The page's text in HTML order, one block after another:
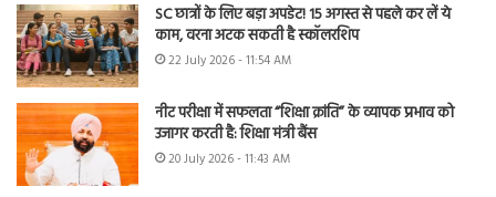
SC छात्रों के लिए बड़ा अपडेट! 15 अगस्त से पहले कर लें ये
काम, वरना अटक सकती है स्कॉलरशिप
22 July 2026 - 11:54 AM
नीट परीक्षा में सफलता “शिक्षा क्रांति” के व्यापक प्रभाव को
उजागर करती है: शिक्षा मंत्री बैंस
20 July 2026 - 11:43 AM